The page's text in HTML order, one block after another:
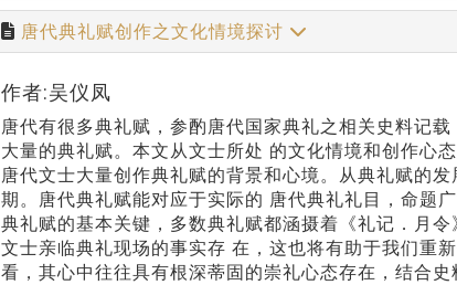
唐代典礼赋创作之文化情境探讨
作者:吴仪凤
唐代有很多典礼赋，参酌唐代国家典礼之相关史料记
大量的典礼赋。本文从文士所处 的文化情境和创作心
唐代文士大量创作典礼赋的背景和心境。从典礼赋的
期。唐代典礼赋能对应于实际的 唐代典礼礼目，命题
典礼赋的基本关键，多数典礼赋都涵摄着《礼记．月
文士亲临典礼现场的事实存 在，这也将有助于我们重
看，其心中往往具有根深蒂固的崇礼心态存在，结合